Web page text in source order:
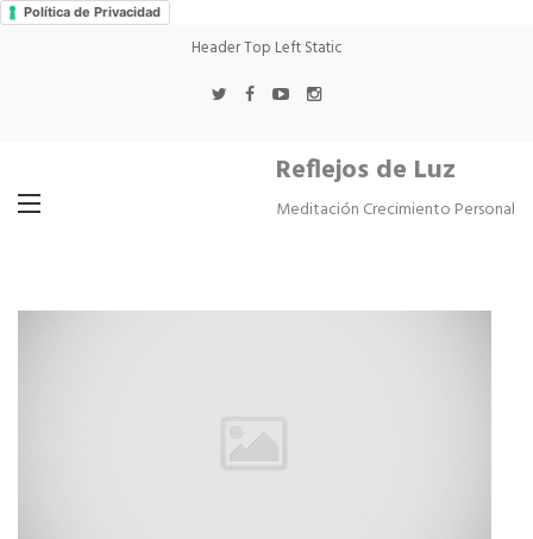
Política de Privacidad
Header Top Left Static
Reflejos de Luz
Meditación Crecimiento Personal